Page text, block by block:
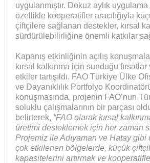
uygulanmıştır. Dokuz aylık
özellikle kooperatifler aracılığıyla
çiftçilere sağlanan destekler, kırsal
sürdürülebilirliğine önemli katkılar
Kapanış etkinliğinin açılış
kırsal kalkınma için sunduğu
etkiler tartışıldı. FAO Türkiye Ülke
ve Dayanıklılık Portfolyo
konuşmasında, projenin FAO’nun
soluklu çalışmalarının bir parçası
belirterek, “FAO olarak kırsal
üretimi desteklemek için her zaman
Projemiz ile Adıyaman ve Hatay gibi
çok etkilenen bölgelerde, küçük
kapasitelerini artırmak ve